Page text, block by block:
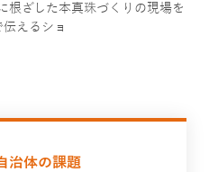
根ざした本真珠づくりの現場を
伝えるショ
治体の課題